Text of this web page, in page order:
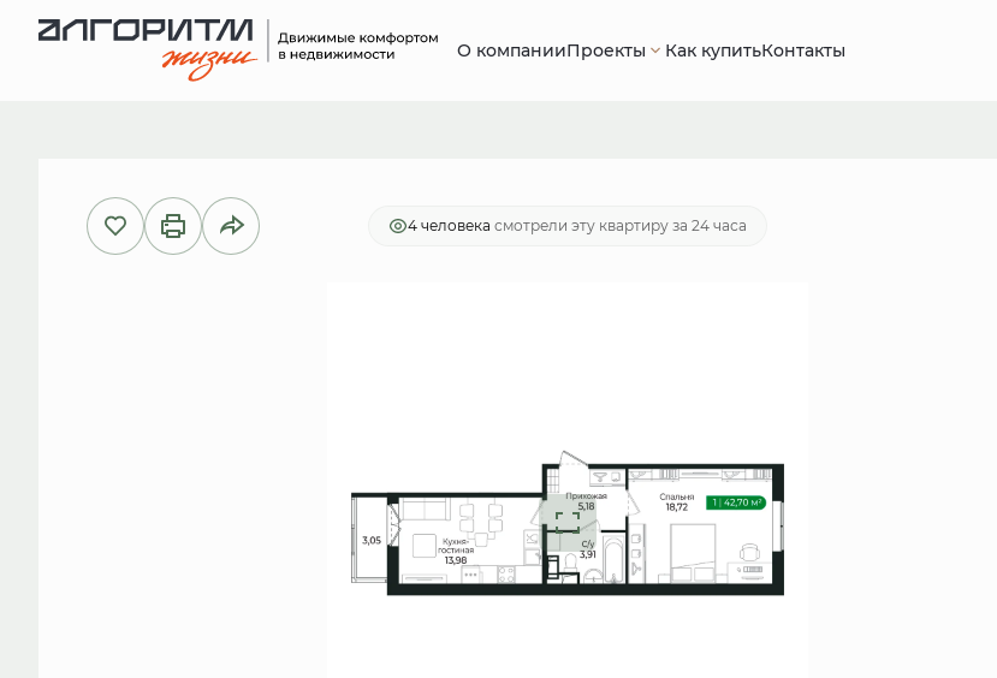
О компанииПроекты Как купитьКонтакты
1-комнатная 41.5 м28 882 411 руб.Ипотека от 25 843 руб./мес.
4 человекa смотрели эту квартиру за 24 часа